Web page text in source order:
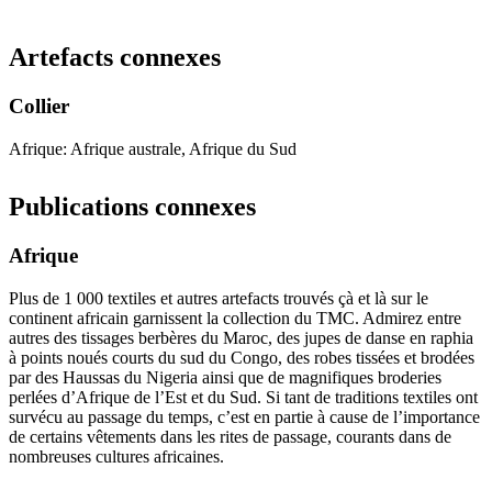
Artefacts connexes
Collier
Afrique: Afrique australe, Afrique du Sud
Publications connexes
Afrique
Plus de 1 000 textiles et autres artefacts trouvés çà et là sur le
continent africain garnissent la collection du TMC. Admirez entre
autres des tissages berbères du Maroc, des jupes de danse en raphia
à points noués courts du sud du Congo, des robes tissées et brodées
par des Haussas du Nigeria ainsi que de magnifiques broderies
perlées d’Afrique de l’Est et du Sud. Si tant de traditions textiles ont
survécu au passage du temps, c’est en partie à cause de l’importance
de certains vêtements dans les rites de passage, courants dans de
nombreuses cultures africaines.